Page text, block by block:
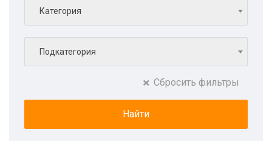
Категория
Подкатегория
Сбросить фильтры